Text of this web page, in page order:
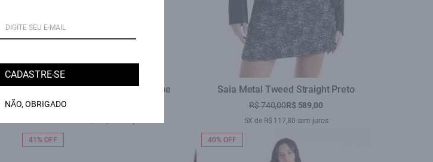
Saia Tencel Evase Purple Blue Saia Metal Tweed Straight Preto
R$ 740,00R$ 589,00
5X de R$ 117,80 sem juros
41% OFF 40% OFF
CADASTRE-SE
NÃO, OBRIGADO